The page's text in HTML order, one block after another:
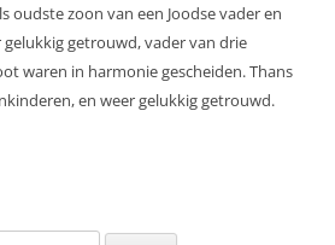
oudste zoon van een Joodse vader en
gelukkig getrouwd, vader van drie
waren in harmonie gescheiden. Thans
en weer gelukkig getrouwd.